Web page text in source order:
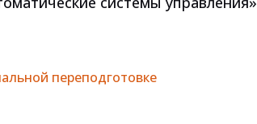
переподготовке